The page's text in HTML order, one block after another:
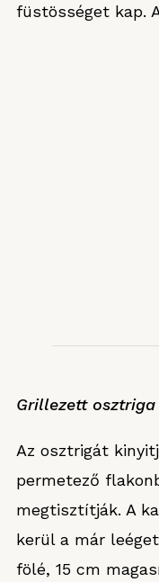
füstösséget kap.
Grillezett
Az osztrigát
permetező
megtisztítják. A
kerül a már
fölé, 15 cm